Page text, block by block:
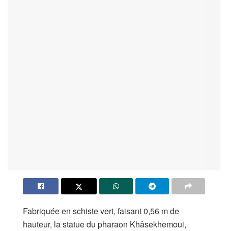
Fabriquée en schiste vert, faisant 0,56 m de
hauteur, la statue du pharaon Khâsekhemoui,